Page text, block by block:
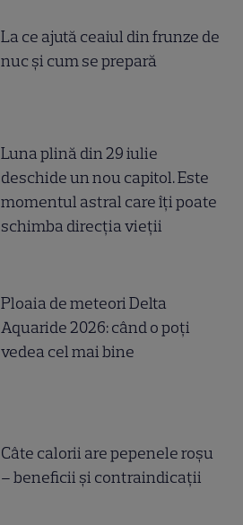
La ce ajută ceaiul din frunze de
nuc și cum se prepară
Luna plină din 29 iulie
deschide un nou capitol. Este
momentul astral care îți poate
schimba direcția vieții
Ploaia de meteori Delta
Aquaride 2026: când o poți
vedea cel mai bine
Câte calorii are pepenele roșu
– beneficii și contraindicații